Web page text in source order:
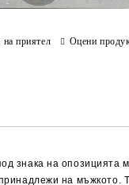
на приятел Оцени
знака на
на мъжкото.